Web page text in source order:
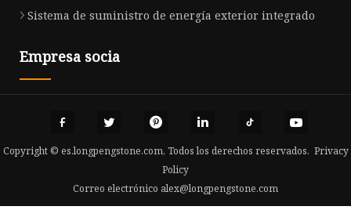
Sistema de suministro de energía exterior integrado
Empresa socia
Copyright © es.longpengstone.com, Todos los derechos reservados. Privacy
Policy
Correo electrónico alex@longpengstone.com